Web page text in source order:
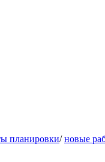
планировки/новые